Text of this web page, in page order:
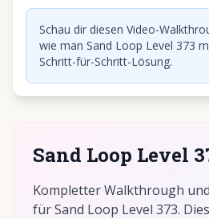
Schau dir diesen Video-
wie man Sand Loop Level 373
Schritt-für-Schritt-Lösung.
Sand Loop Level
Kompletter Walkthrough
für Sand Loop Level 373.